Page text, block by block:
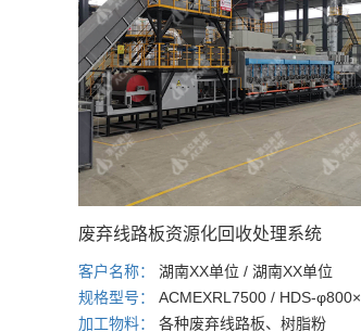
废弃线路板资源化回收处理系统
客户名称：湖南XX单位 / 湖南XX单位
规格型号：ACMEXRL7500 / HDS-φ800×12000
加工物料：各种废弃线路板、树脂粉